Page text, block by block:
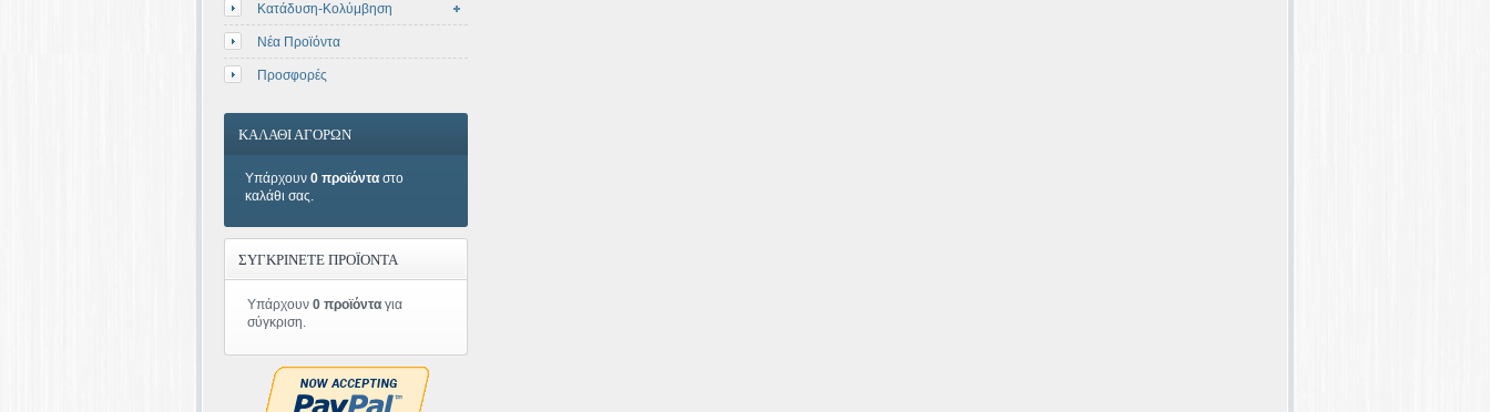
Κατάδυση-Κολύμβηση
Νέα Προϊόντα
Προσφορές
ΚΑΛΑΘΙ ΑΓΟΡΩΝ
Υπάρχουν 0 προϊόντα στο
καλάθι σας.
ΣΥΓΚΡΙΝΕΤΕ ΠΡΟΪΟΝΤΑ
Υπάρχουν 0 προϊόντα για
σύγκριση.